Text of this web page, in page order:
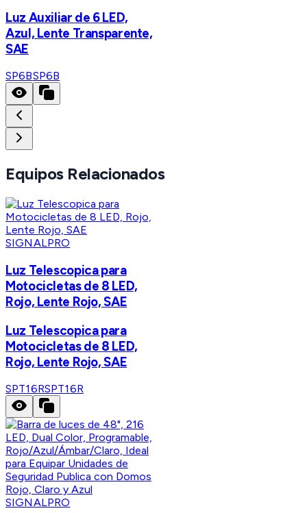
Luz Auxiliar de 6 LED,
Azul, Lente Transparente,
SAE
SP6BSP6B
Equipos Relacionados
SIGNALPRO
Luz Telescopica para
Motocicletas de 8 LED,
Rojo, Lente Rojo, SAE
Luz Telescopica para
Motocicletas de 8 LED,
Rojo, Lente Rojo, SAE
SPT16RSPT16R
SIGNALPRO